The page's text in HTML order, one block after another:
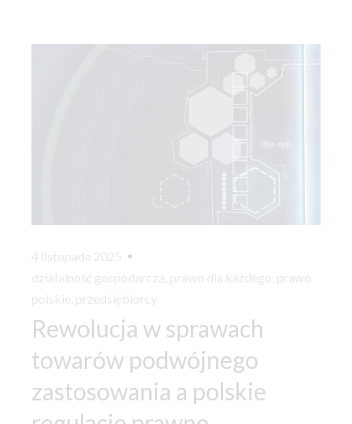
4 listopada 2025
działalność gospodarcza prawo dla każdego prawo
polskie
przedsiębiorcy
Rewolucja w sprawach
towarów podwójnego
zastosowania a polskie